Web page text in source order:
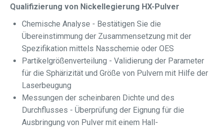
Qualifizierung von Nickellegierung HX-Pulver
Chemische Analyse - Bestätigen Sie die
Übereinstimmung der Zusammensetzung mit der
Spezifikation mittels Nasschemie oder OES
Partikelgrößenverteilung - Validierung der Parameter
für die Sphärizität und Größe von Pulvern mit Hilfe der
Laserbeugung
Messungen der scheinbaren Dichte und des
Durchflusses - Überprüfung der Eignung für die
Ausbringung von Pulver mit einem Hall-